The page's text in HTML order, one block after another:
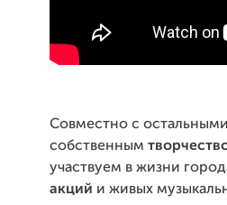
Совместно с
собственным
участвуем в жизни
акций и живых